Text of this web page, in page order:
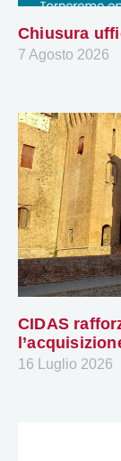
Chiusura
7 Agosto 2026
CIDAS
16 Luglio 2026